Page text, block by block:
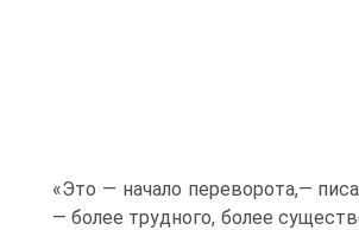
«Это — начало переворота,—
— более трудного, более